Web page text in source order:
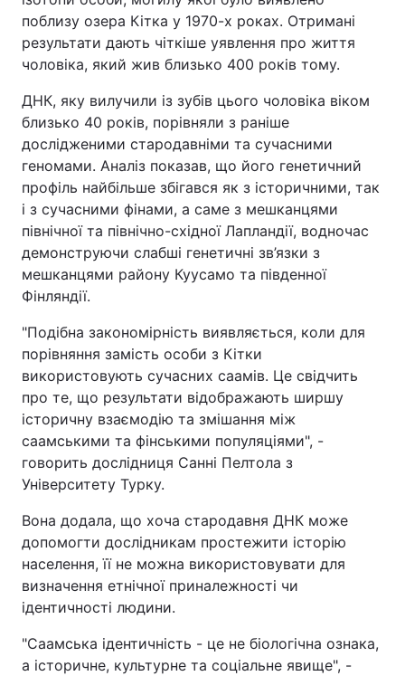
поблизу озера Кітка у 1970-х роках. Отримані
результати дають чіткіше уявлення про життя
чоловіка, який жив близько 400 років тому.
ДНК, яку вилучили із зубів цього чоловіка віком
близько 40 років, порівняли з раніше
дослідженими стародавніми та сучасними
геномами. Аналіз показав, що його генетичний
профіль найбільше збігався як з історичними, так
і з сучасними фінами, а саме з мешканцями
північної та північно-східної Лапландії, водночас
демонструючи слабші генетичні зв’язки з
мешканцями району Куусамо та південної
Фінляндії.
"Подібна закономірність виявляється, коли для
порівняння замість особи з Кітки
використовують сучасних саамів. Це свідчить
про те, що результати відображають ширшу
історичну взаємодію та змішання між
саамськими та фінськими популяціями", -
говорить дослідниця Санні Пелтола з
Університету Турку.
Вона додала, що хоча стародавня ДНК може
допомогти дослідникам простежити історію
населення, її не можна використовувати для
визначення етнічної приналежності чи
ідентичності людини.
"Саамська ідентичність - це не біологічна ознака,
а історичне, культурне та соціальне явище", -